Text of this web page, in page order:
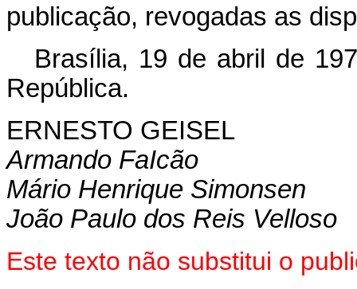
publicação, revogadas as
Brasília, 19 de abril de
República.
ERNESTO GEISEL
Armando FaIcão
Mário Henrique Simonsen
João Paulo dos Reis Velloso
Este texto não substitui o